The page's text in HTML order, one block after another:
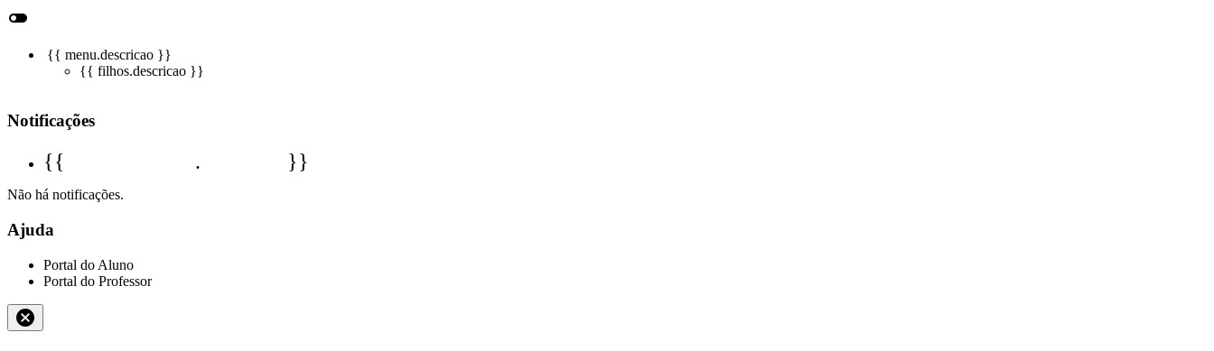
toggle_off
{{ menu.descricao }}
{{ filhos.descricao }}
Notificações
{{alerta.icon}}
Não há notificações.
Ajuda
Portal do Aluno
Portal do Professor
cancel